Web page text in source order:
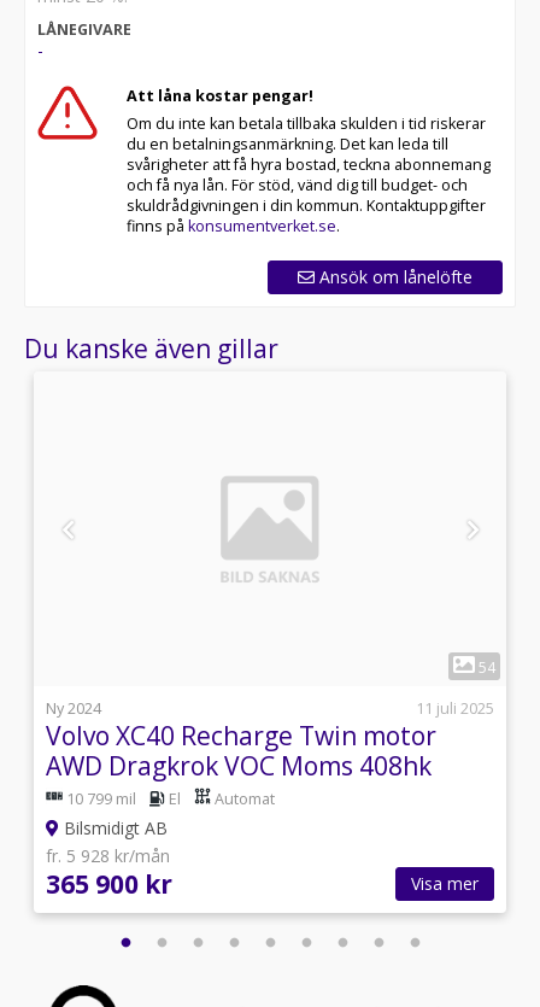
- Möjlighet till reservation av bil via betalning av
deposition
- Betalning via Swish, banköverföring eller 30-dagars
faktura
- Vi erbjuder marknadens bästa garantier i upp till 72
månader
- Skräddarsydd finansiering via DNB, Santander eller
Nordea Finans
All cars are available for export.
LÅNEGIVARE
-
Att låna kostar pengar!
Om du inte kan betala tillbaka skulden i tid riskerar
du en betalningsanmärkning. Det kan leda till
svårigheter att få hyra bostad, teckna abonnemang
och få nya lån. För stöd, vänd dig till budget- och
skuldrådgivningen i din kommun. Kontaktuppgifter
finns på konsumentverket.se.
Ansök om lånelöfte
Du kanske även gillar
54
Ny 2024
11 juli 2025
Volvo XC40 Recharge Twin motor
AWD Dragkrok VOC Moms 408hk
10 799 mil El Automat
Bilsmidigt AB
fr. 5 928 kr/mån
365 900 kr Visa mer